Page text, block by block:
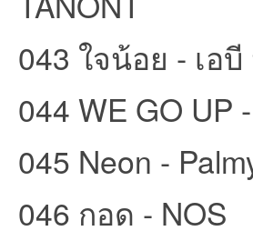
043 ใจน้อย - เอ
044 WE GO UP
045 Neon -
046 กอด - NOS